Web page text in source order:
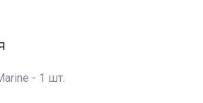
- 1 шт.